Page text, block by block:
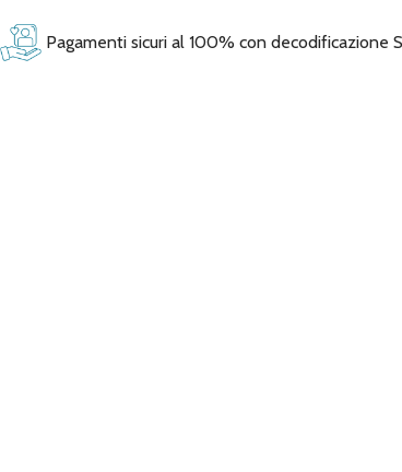
Pagamenti sicuri al 100% con decodificazione